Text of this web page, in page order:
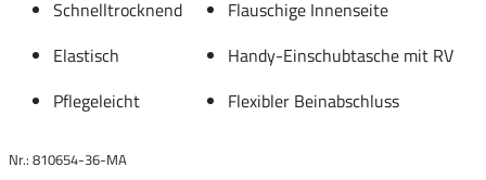
Schnelltrocknend
Flauschige Innenseite
Elastisch
Handy-Einschubtasche mit RV
Pflegeleicht
Flexibler Beinabschluss
Nr.: 810654-36-MA